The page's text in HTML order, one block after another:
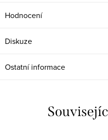
Hodnocení
Diskuze
Ostatní informace